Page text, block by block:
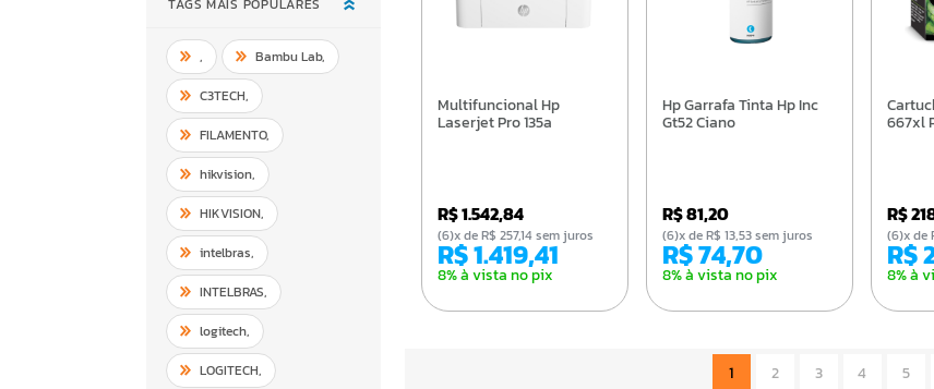
, Bambu Lab,
C3TECH,
FILAMENTO,
hikvision,
HIKVISION,
intelbras,
INTELBRAS,
logitech,
LOGITECH,
Multifuncional Hp
Laserjet Pro 135a
R$ 1.542,84
R$ 1.419,41
8% à vista no pix
(6)x de R$ 257,14 sem juros
Hp Garrafa Tinta Hp Inc
Gt52 Ciano
R$ 81,20
R$ 74,70
8% à vista no pix
(6)x de R$ 13,53 sem juros
Cartucho Hp 3ym81ab
667xl
R$
8% à
(6)x
1 2 3 4 5